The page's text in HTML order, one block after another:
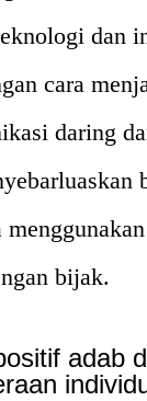
dan
cara
daring
bijak.
adab